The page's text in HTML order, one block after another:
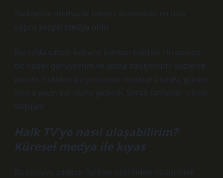
Türkiye’de medya ile izleyici arasındaki en hızlı
köprü sosyal medya oldu.
Bursa’da sabah kahvesi içerken telefon ekranında
bir haber görüyorum ve altına bakıyorum: yüzlerce
yorum. Eskiden bu yorumlar mektup olurdu, günler
sonra yayın kuruluna giderdi. Şimdi saniyeler içinde
düşüyor.
Halk TV’ye nasıl ulaşabilirim?
Küresel medya ile kıyas
Bu konuyu sadece Türkiye üzerinden düşünmek